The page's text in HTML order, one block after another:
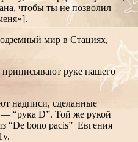
чтобы ты не позволил
мир в Стациях,
приписывают руке нашего
надписи, сделанные
“рука D”. Той же рукой
“De bono pacis” Евгения